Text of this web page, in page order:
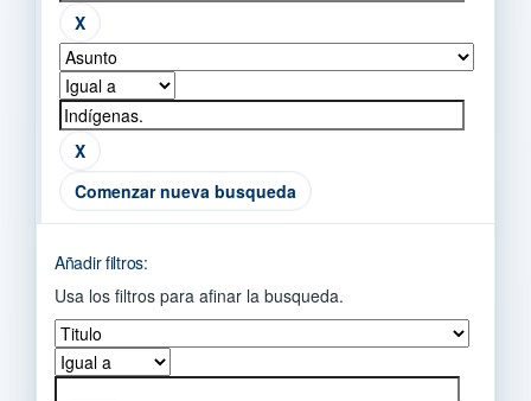
Comenzar nueva busqueda
Añadir filtros:
Usa los filtros para afinar la busqueda.